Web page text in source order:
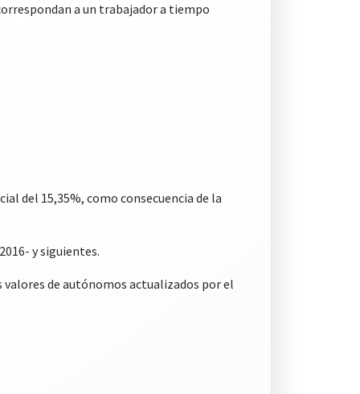
a un trabajador a tiempo
del 15,35%, como consecuencia de la
y siguientes.
valores de autónomos actualizados por el